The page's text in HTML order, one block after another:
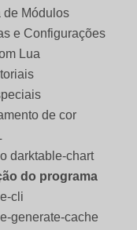
de Módulos
e Configurações
Lua
de cor
darktable-chart
do programa
cli
generate-cache